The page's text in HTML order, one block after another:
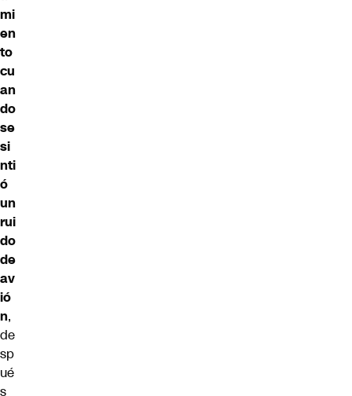
mi
en
to
cu
an
do
se
si
nti
ó
un
rui
do
de
av
ió
n,
de
sp
ué
s